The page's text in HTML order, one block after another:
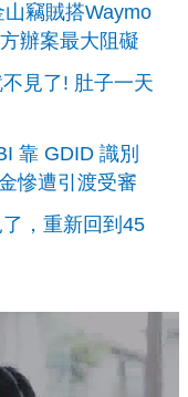
竊賊搭Waymo
辦案最大阻礙
見了! 肚子一天
靠 GDID 識別
慘遭引渡受審
，重新回到45